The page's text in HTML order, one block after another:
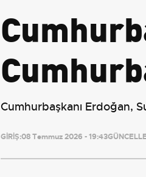
Cumhurbaşkanı Erdoğan,
GİRİŞ:08 Temmuz 2026 - 19:43